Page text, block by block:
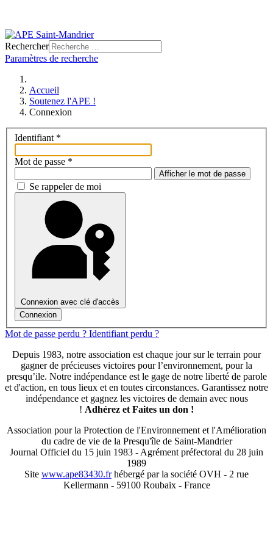
Rechercher
Paramètres de recherche
Accueil
Soutenez l'APE !
Connexion
Identifiant *
Mot de passe *
Afficher le mot de passe
Se rappeler de moi
Connexion avec clé d'accès
Connexion
Mot de passe perdu ? Identifiant perdu ?
Depuis 1983, notre association est chaque jour sur le terrain pour
gagner de précieuses victoires pour l’environnement, pour la
presqu’ile. Notre indépendance est le gage de notre liberté de parole
et d'action, en tous lieux et en toutes circonstances. Garantissez notre
indépendance et gagnez les victoires de demain avec nous
! Adhérez et Faites un don !
Association pour la Protection de l'Environnement et l'Amélioration
du cadre de vie de la Presqu'île de Saint-Mandrier
Journal Officiel du 15 juin 1983 - Agrément préfectoral du 28 juin
1989
Site www.ape83430.frhébergé par la société OVH - 2 rue
Kellermann - 59100 Roubaix - France